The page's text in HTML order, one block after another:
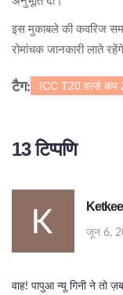
इस मुकाबले की कवरिज
रोमांचक जानकारी लाते
टैग: ICC T20 वर्ल्ड कप
13 टिप्पणि
जून 6,
वाह! पापुआ न्यू गिनी ने तो